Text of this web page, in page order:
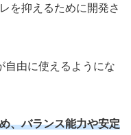
を抑えるために開発さ
自由に使えるようにな
、バランス能力や安定